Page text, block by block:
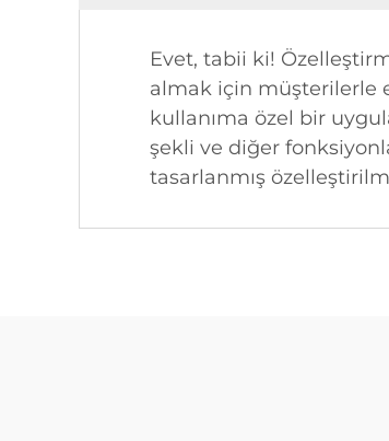
Evet, tabii ki!
almak için müşterilerle
kullanıma özel bir
şekli ve diğer
tasarlanmış